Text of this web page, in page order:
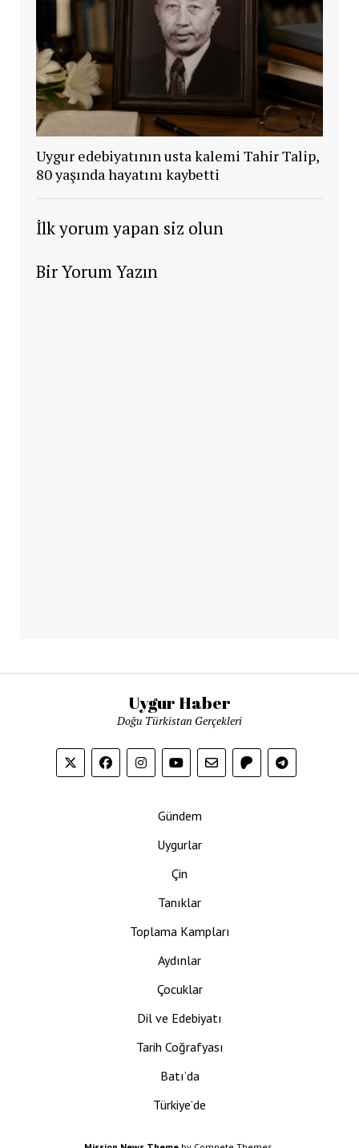
Uygur edebiyatının usta kalemi Tahir Talip,
80 yaşında hayatını kaybetti
İlk yorum yapan siz olun
Bir Yorum Yazın
Uygur Haber
Doğu Türkistan Gerçekleri
Gündem
Uygurlar
Çin
Tanıklar
Toplama Kampları
Aydınlar
Çocuklar
Dil ve Edebiyatı
Tarih Coğrafyası
Batı’da
Türkiye’de